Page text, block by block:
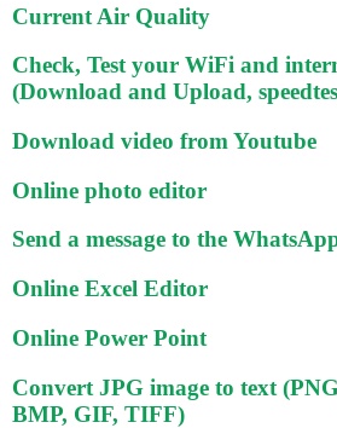
Current Air Quality
Check, Test your WiFi and
(Download and Upload,
Download video from Youtube
Online photo editor
Send a message to the
Online Excel Editor
Online Power Point
Convert JPG image to text
BMP, GIF, TIFF)